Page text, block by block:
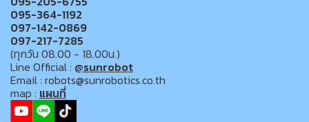
095-364-1192
097-142-0869
097-217-7285
(ทุกวัน 08.00 - 18.00น.)
Line Official : @sunrobot
Email : robots@sunrobotics.co.th
map : แผนที่